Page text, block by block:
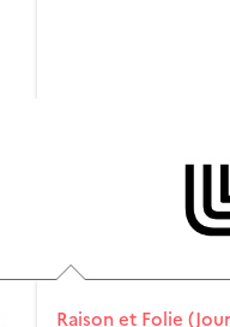
Raison et Folie